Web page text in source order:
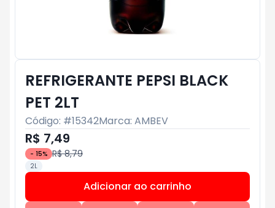
REFRIGERANTE PEPSI BLACK
PET 2LT
Código: #15342Marca: AMBEV
R$ 7,49
- 15% R$ 8,79
2L
Adicionar ao carrinho